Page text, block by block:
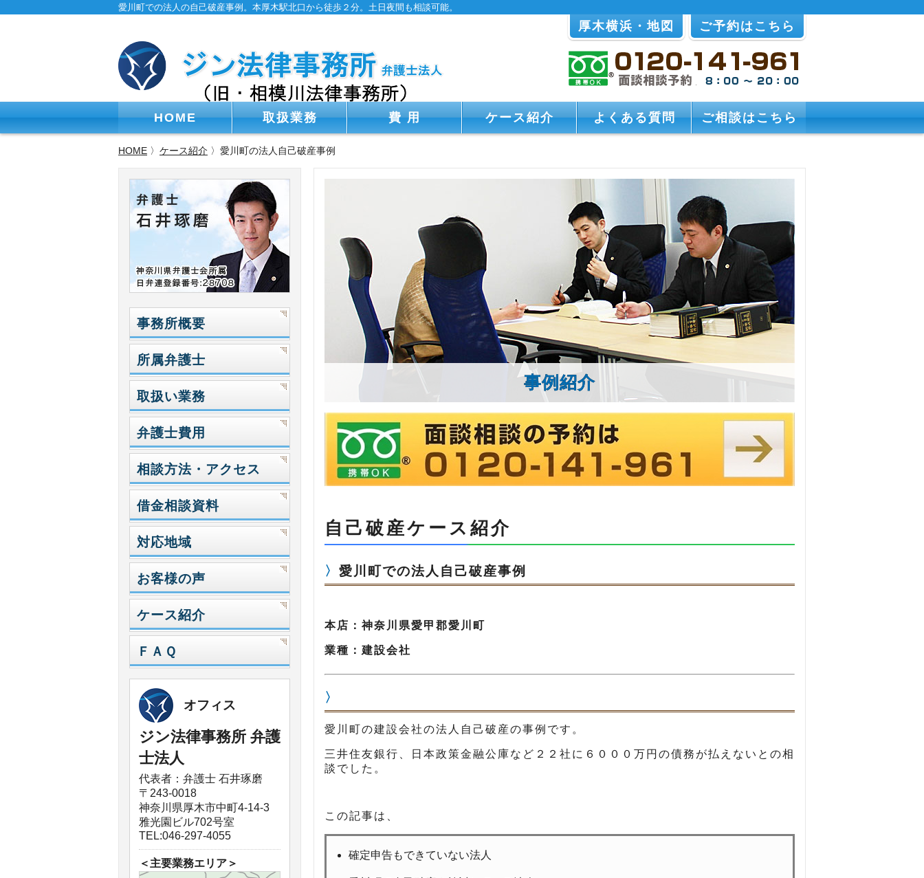
愛川町での法人の自己破産事例。本厚木駅北口から徒歩２分。土日夜間も相談可能。
厚木横浜・地図 ご予約はこちら
HOME 取扱業務 費 用 ケース紹介 よくある質問 ご相談はこちら
HOME 〉 ケース紹介 〉愛川町の法人自己破産事例
事例紹介
自己破産ケース紹介
愛川町での法人自己破産事例
本店：神奈川県愛甲郡愛川町
業種：建設会社
愛川町の建設会社の法人自己破産の事例です。
三井住友銀行、日本政策金融公庫など２２社に６０００万円の債務が払えないとの相
談でした。
この記事は、
確定申告もできていない法人
事務所概要
所属弁護士
取扱い業務
弁護士費用
相談方法・アクセス
借金相談資料
対応地域
お客様の声
ケース紹介
ＦＡＱ
オフィス
ジン法律事務所 弁護
士法人
代表者：弁護士 石井琢磨
〒243-0018
神奈川県厚木市中町4-14-3
雅光園ビル702号室
TEL:046-297-4055
＜主要業務エリア＞